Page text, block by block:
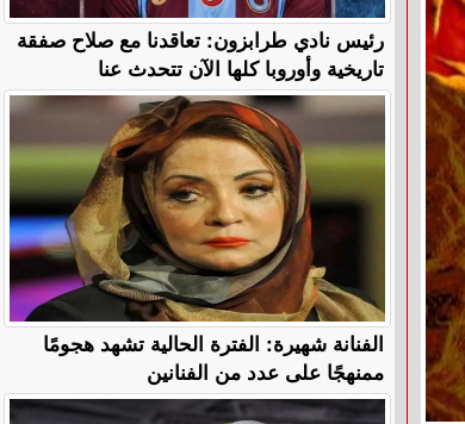
رئيس نادي طرابزون: تعاقدنا مع صلاح صفقة
تاريخية وأوروبا كلها الآن تتحدث عنا
الفنانة شهيرة: الفترة الحالية تشهد هجومًا
ممنهجًا على عدد من الفنانين